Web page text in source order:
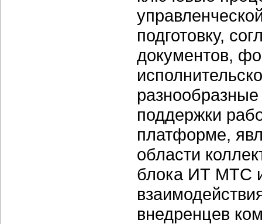
подготовку,
документов,
поддержки
платформе,
области
блока ИТ МТС
внедренцев